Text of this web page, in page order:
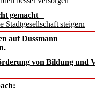
gemacht –
Stadtgesellschaft steigern
auf Dussmann
von Bildung und
erstes
–